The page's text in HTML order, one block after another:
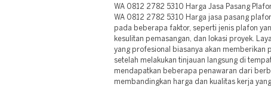
WA 0812 2782 5310 Harga Jasa Pasang
WA 0812 2782 5310 Harga jasa pasang
pada beberapa faktor, seperti jenis plafon
kesulitan pemasangan, dan lokasi proyek.
yang profesional biasanya akan memberikan
setelah melakukan tinjauan langsung di
mendapatkan beberapa penawaran dari
membandingkan harga dan kualitas kerja